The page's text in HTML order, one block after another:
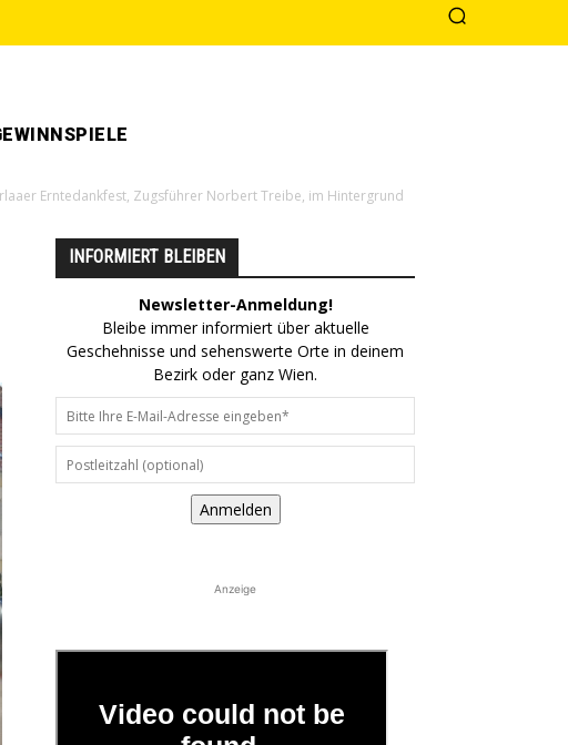
Erntedankfest, Zugsführer Norbert Treibe, im Hintergrund
INFORMIERT BLEIBEN
Newsletter-Anmeldung!
Bleibe immer informiert über aktuelle
Geschehnisse und sehenswerte Orte in deinem
Bezirk oder ganz Wien.
Anmelden
Anzeige